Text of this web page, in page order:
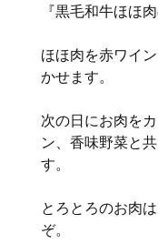
『黒毛和牛ほほ
ほほ肉を赤ワイ
かせます。
次の日にお肉を
ン、香味野菜と
す。
とろとろのお肉
ぞ。